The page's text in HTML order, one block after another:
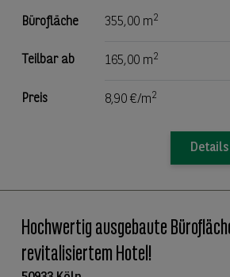
Bürofläche 355,00 m2
Teilbar ab 165,00 m2
Preis 8,90 €/m2
Hochwertig ausgebaute
revitalisiertem Hotel!